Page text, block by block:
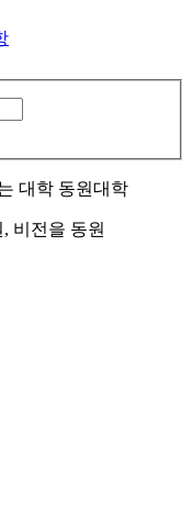
대학 동원대학
비전을 동원